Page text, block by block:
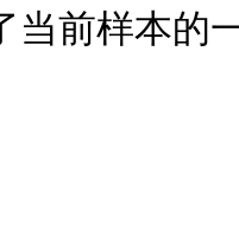
当前样本的